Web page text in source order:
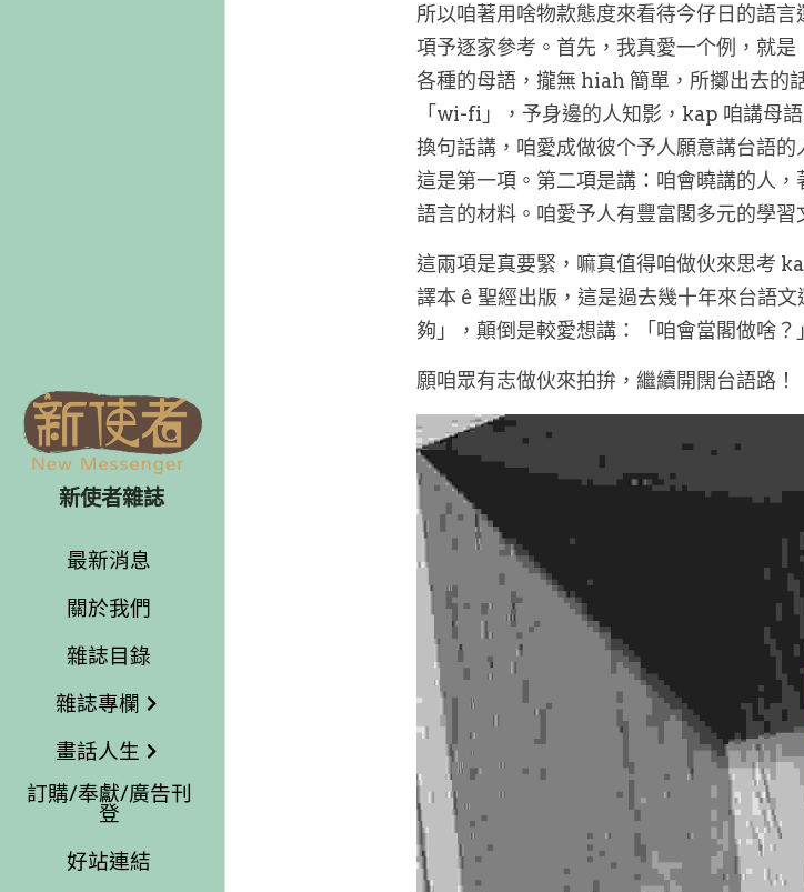
新使者雜誌
最新消息
關於我們
雜誌目錄
雜誌專欄
畫話人生
訂購/奉獻/廣告刊
登
好站連結
所以咱著用啥物款態度來看待今仔日的語
項予逐家參考。首先，我真愛一个例，就
各種的母語，攏無 hiah 簡單，所擲出去的
「wi-fi」，予身邊的人知影，kap 咱講母
換句話講，咱愛成做彼个予人願意講台語
這是第一項。第二項是講：咱會曉講的人
語言的材料。咱愛予人有豐富閣多元的學
這兩項是真要緊，嘛真值得咱做伙來思考
譯本 ê 聖經出版，這是過去幾十年來台語
夠」，顛倒是較愛想講：「咱會當閣做啥？」
願咱眾有志做伙來拍拚，繼續開闊台語路！